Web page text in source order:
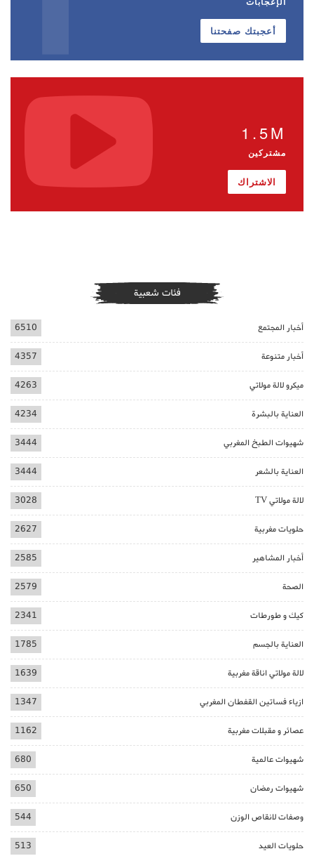
أعجبتك صفحتنا
1.5M
مشتركين
الاشتراك
فئات شعبية
أخبار المجتمع 6510
أخبار متنوعة 4357
ميكرو لالة مولاتي 4263
العناية بالبشرة 4234
شهيوات الطبخ المغربي 3444
العناية بالشعر 3444
لالة مولاتي TV 3028
حلويات مغربية 2627
أخبار المشاهير 2585
الصحة 2579
كيك و طورطات 2341
العناية بالجسم 1785
لالة مولاتي اناقة مغربية 1639
ازياء فساتين القفطان المغربي 1347
عصائر و مقبلات مغربية 1162
شهيوات عالمية 680
شهيوات رمضان 650
وصفات لانقاص الوزن 544
حلويات العيد 513